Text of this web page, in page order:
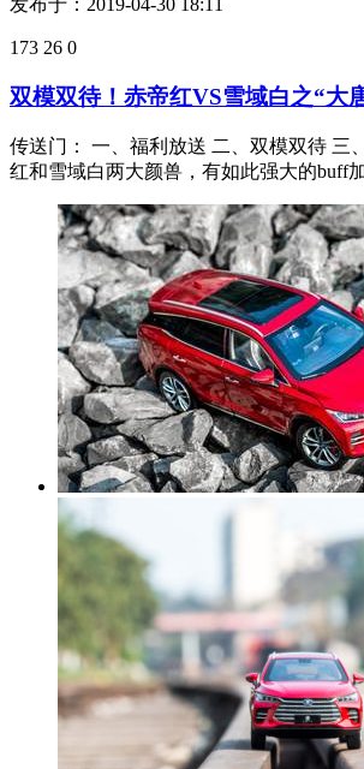
173 26 0
双模双待！赤帝红VS雪域白之“大
传送门： 一、福利放送 二、双模双待 三
红和雪域白两大颜兽，有如此强大的buff